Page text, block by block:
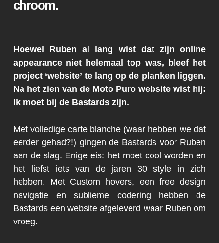
chroom.
Hoewel Ruben al lang wist dat zijn online
appearance niet helemaal top was, bleef het
project ‘website’ te lang op de planken liggen.
Na het zien van de Moto Puro website wist hij:
Ik moet bij de Bastards zijn.
Met volledige carte blanche (waar hebben we dat
eerder gehad?!) gingen de Bastards voor Ruben
aan de slag. Enige eis: het moet cool worden en
het liefst iets van de jaren 30 style in zich
hebben. Met Custom hovers, een free design
navigatie en sublieme codering hebben de
Bastards een website afgeleverd waar Ruben om
vroeg.